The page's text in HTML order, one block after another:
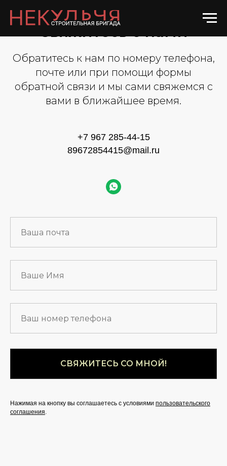
Свяжитесь с нами
Обратитесь к нам по номеру телефона,
почте или при помощи формы
обратной связи и мы сами свяжемся с
вами в ближайшее время.
+7 967 285-44-15
89672854415@mail.ru
СВЯЖИТЕСЬ СО МНОЙ!
Нажимая на кнопку вы соглашаетесь с условиями пользовательского
соглашения